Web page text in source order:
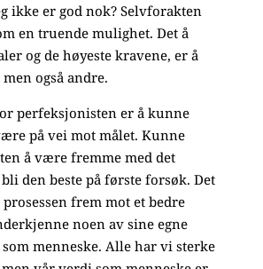
ikke er god nok? Selvforakten
en truende mulighet. Det å
og de høyeste kravene, er å
også andre.
perfeksjonisten er å kunne
på vei mot målet. Kunne
å være fremme med det
den beste på første forsøk. Det
frem mot et bedre
noen av sine egne
menneske. Alle har vi sterke